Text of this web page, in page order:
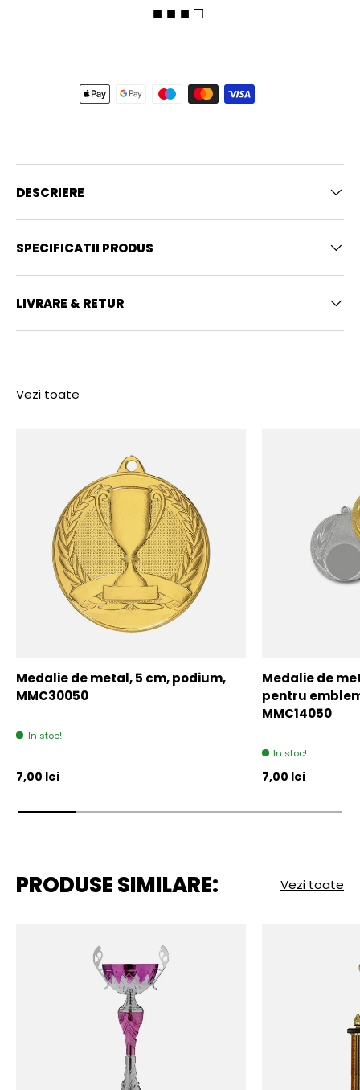
■ ■ ■ □
DESCRIERE
SPECIFICATII PRODUS
LIVRARE & RETUR
Vezi toate
Medalie de metal, 5 cm, podium,
MMC30050
In stoc!
Pret initial
7,00 lei
Medalie de
pentru
MMC14050
In stoc!
Pret initial
7,00 lei
PRODUSE SIMILARE: Vezi toate